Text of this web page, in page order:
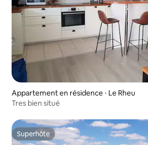
Appartement en résidence ⋅ Le Rheu
Tres bien situé
Superhôte
Superhôte